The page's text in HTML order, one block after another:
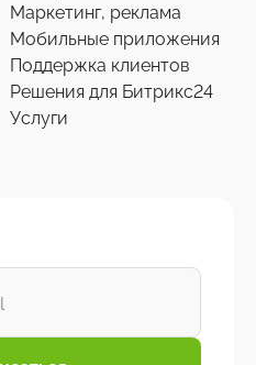
Маркетинг, реклама
Мобильные приложения
Поддержка клиентов
Решения для Битрикс24
Услуги